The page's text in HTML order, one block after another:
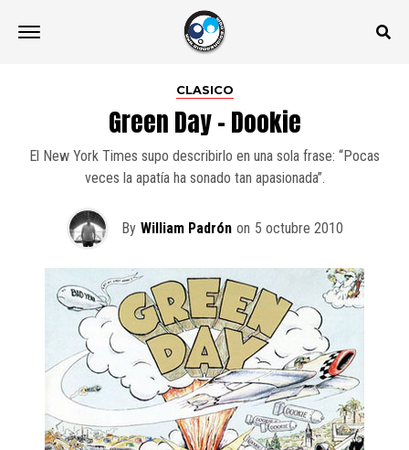
CLASICO
Green Day – Dookie
El New York Times supo describirlo en una sola frase: “Pocas
veces la apatía ha sonado tan apasionada”.
By William Padrón on 5 octubre 2010